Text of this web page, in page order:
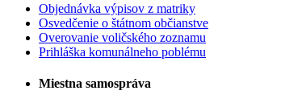
Objednávka výpisov z matriky
Osvedčenie o štátnom občianstve
Overovanie voličského zoznamu
Prihláška komunálneho poblému
Miestna samospráva